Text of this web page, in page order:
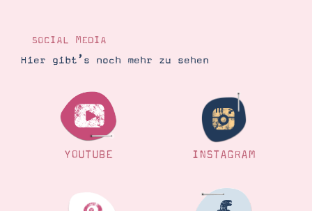
Gutscheine
Produkte erklärt
Über mich
Ordnungstipps
SOCIAL MEDIA
Hier gibt’s noch mehr zu sehen
YOUTUBE INSTAGRAM